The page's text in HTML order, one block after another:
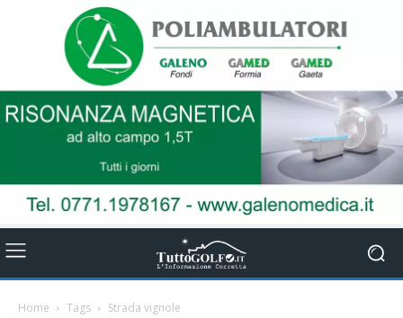
Home Tags Strada vignole